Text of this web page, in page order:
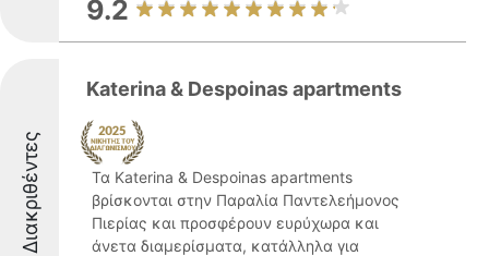
9.2
Διακριθέντες
Katerina & Despoinas apartments
Τα Katerina & Despoinas apartments
βρίσκονται στην Παραλία Παντελεήμονος
Πιερίας και προσφέρουν ευρύχωρα και
άνετα διαμερίσματα, κατάλληλα για